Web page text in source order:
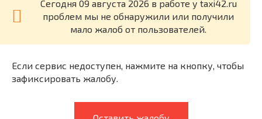
Cегодня 09 августа 2026 в работе у taxi42.ru
проблем мы не обнаружили или получили
мало жалоб от пользователей.
Если сервис недоступен, нажмите на кнопку, чтобы
зафиксировать жалобу.